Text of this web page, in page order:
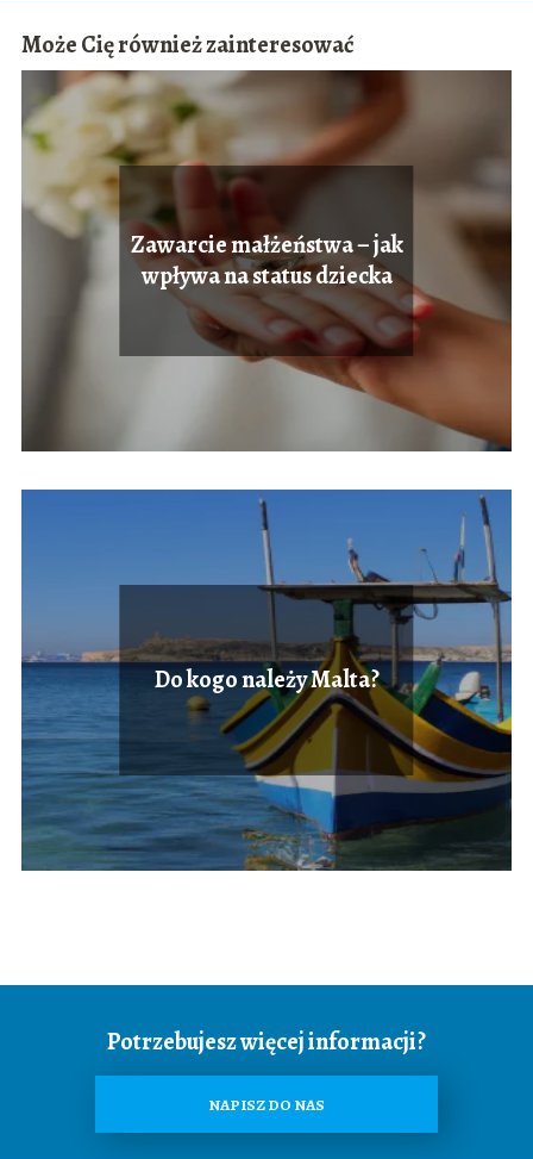
Może Cię również zainteresować
Zawarcie małżeństwa – jak
wpływa na status dziecka
Do kogo należy Malta?
Potrzebujesz więcej informacji?
NAPISZ DO NAS